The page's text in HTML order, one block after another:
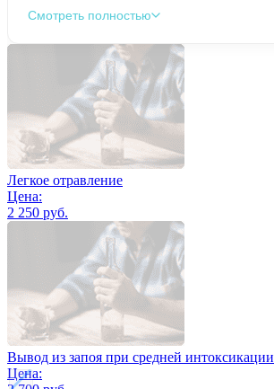
Смотреть полностью
Легкое отравление
Цена:
2 250 руб.
Вывод из запоя при средней интоксикации
Цена: